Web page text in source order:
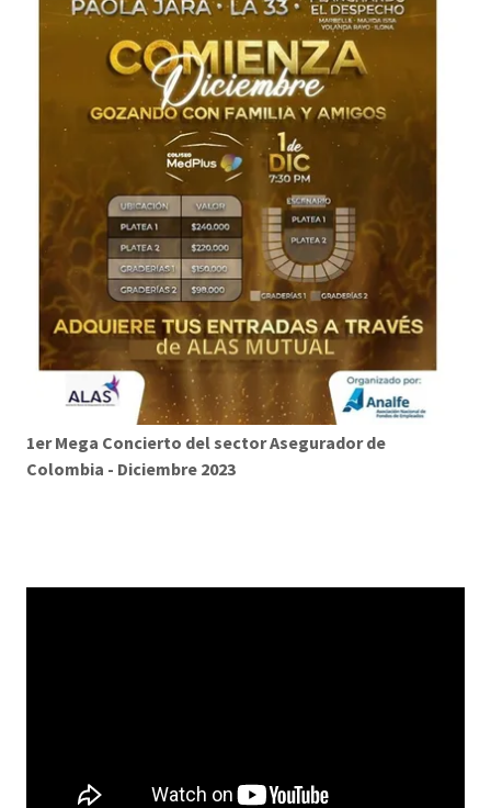
1er Mega Concierto del sector Asegurador de
Colombia - Diciembre 2023